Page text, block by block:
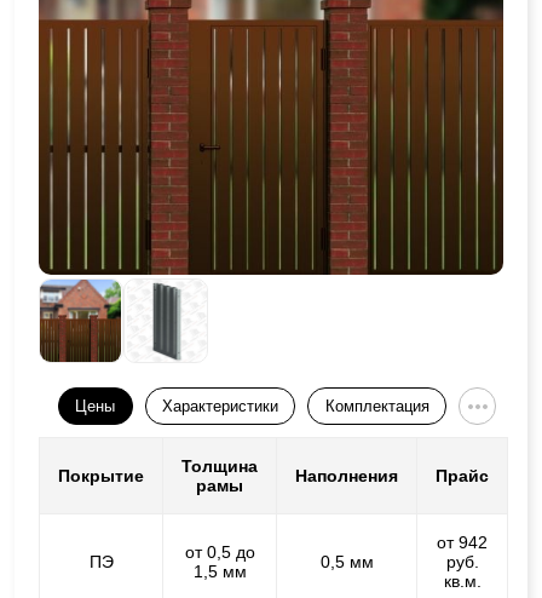
Цены Характеристики Комплектация
Покрытие
Толщина
рамы
Наполнения Прайс
ПЭ
от 0,5 до
1,5 мм
0,5 мм
от 942
руб.
кв.м.